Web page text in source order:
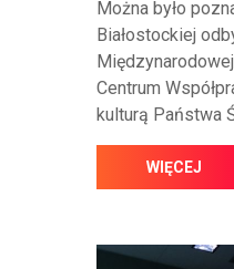
Można było
Białostockiej
Centrum
kulturą Państwa
WIĘCEJ